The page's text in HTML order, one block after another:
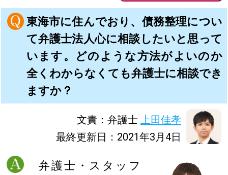
東海市に住んでおり、債務整理につい
て弁護士法人心に相談したいと思って
います。どのような方法がよいのか
全くわからなくても弁護士に相談でき
ますか？
文責：弁護士
上田佳孝
最終更新日：2021年3月4日
弁護士・スタッフ